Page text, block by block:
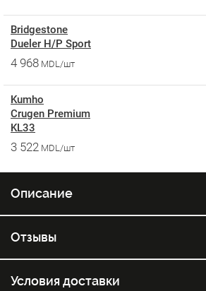
Bridgestone
Dueler H/P Sport
4 968 MDL/шт
Kumho
Crugen Premium
KL33
3 522 MDL/шт
Описание
Отзывы
Условия доставки